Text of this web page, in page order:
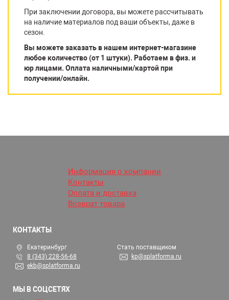
При заключении договора, вы можете рассчитывать
на наличие материалов под ваши объекты, даже в
сезон.
Вы можете заказать в нашем интернет-магазине
любое количество (от 1 штуки). Работаем в физ. и
юр лицами. Оплата наличными/картой при
получении/онлайн.
Информация о компании
Контакты
Оплата и доставка
Возврат товара
КОНТАКТЫ
Екатеринбург
8 (343) 228-56-68
ekb@splatforma.ru
Стать поставщиком
kp@splatforma.ru
МЫ В СОЦСЕТЯХ